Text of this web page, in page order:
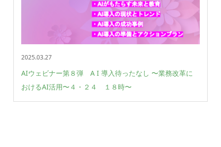
2025.03.27
AIウェビナー第８弾 A I 導入待ったなし 〜業務改革に
おけるAI活用〜 ４・２４ １８時〜